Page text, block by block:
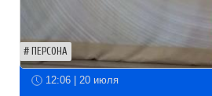
ПЕРСОНА
12:06 | 20 июля